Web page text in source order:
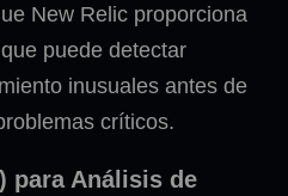
New Relic proporciona
puede detectar
inusuales antes de
críticos.
para Análisis de